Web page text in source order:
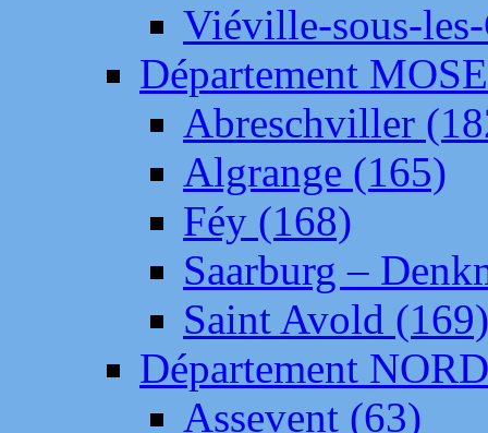
Viéville-sous-
Département
Abreschviller
Algrange (165)
Féy (168)
Saarburg –
Saint Avold (169)
Département NORD
Assevent (63)